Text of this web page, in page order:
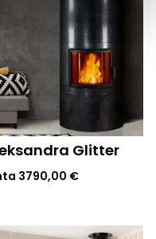
Glitter
3790,00 €